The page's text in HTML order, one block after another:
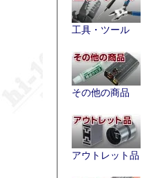
工具・ツール
その他の商品
アウトレット品